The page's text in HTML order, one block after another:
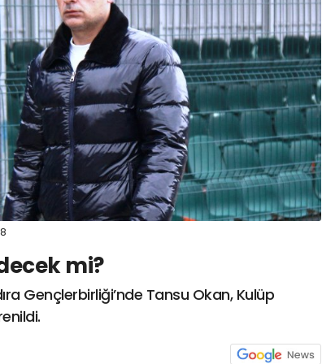
spor41
# kocaelispor
mi?
Gençlerbirliği’nde Tansu Okan, Kulüp